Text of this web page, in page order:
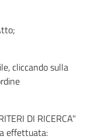
cliccando sulla
DI RICERCA"
effettuata: